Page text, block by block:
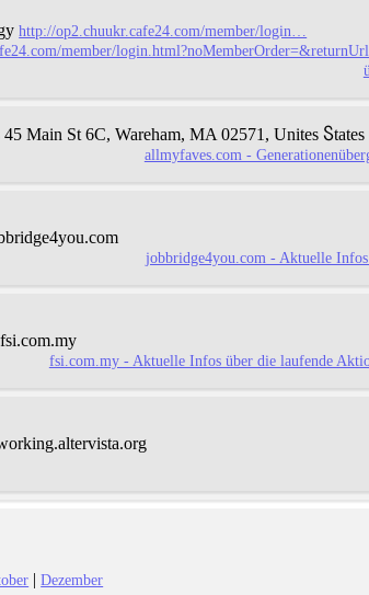
http://op2.chuukr.cafe24.com/member/login…
member/
45 Main St 6C, Wareham, MA 02571, Unites Ⴝtates
allmyfaves.com -
jobbridge4you.com - Aktuelle
fsi.com.my - Aktuelle Infos über die laufende
|Dezember